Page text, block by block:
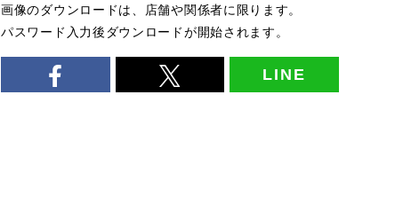
画像のダウンロードは、店舗や関係者に限ります。
パスワード入力後ダウンロードが開始されます。
LINE